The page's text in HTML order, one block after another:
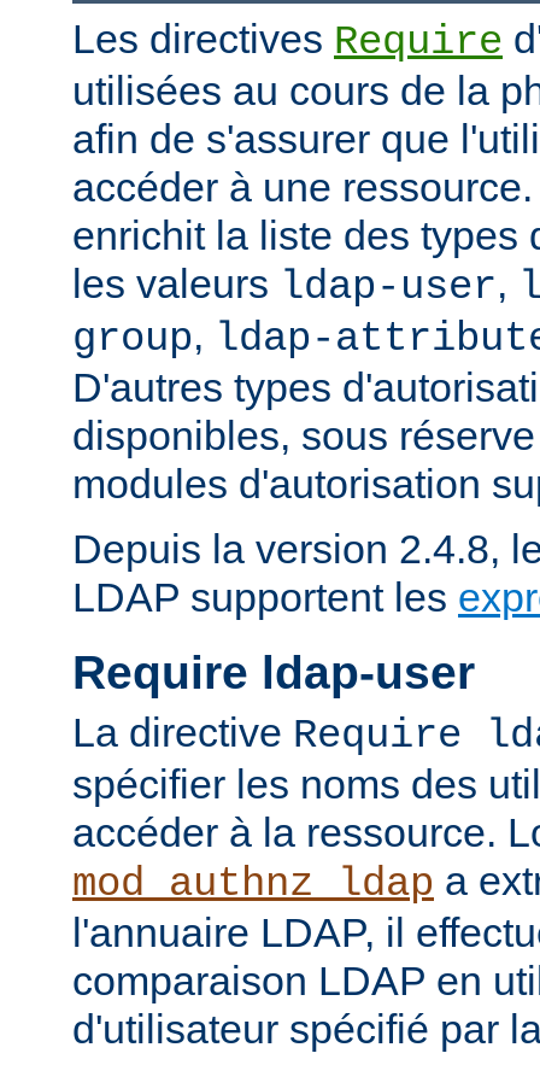
Les directives Require
utilisées au cours de la
afin de s'assurer que
accéder à une
enrichit la liste des types
les valeurs ldap-user,
group, ldap-
D'autres types
disponibles, sous
modules d'autorisation
Depuis la version 2.4.8,
LDAP supportent les
Require ldap-user
La directive Require
spécifier les noms des
accéder à la ressource.
mod_authnz_ldap a
l'annuaire LDAP, il
comparaison LDAP en
d'utilisateur spécifié par